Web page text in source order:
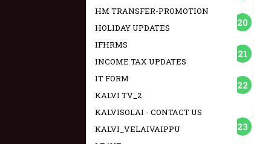
HM TRANSFER-PROMOTION
HOLIDAY UPDATES
IFHRMS
INCOME TAX UPDATES
IT FORM
KALVI TV_2
KALVISOLAI - CONTACT US
KALVI_VELAIVAIPPU